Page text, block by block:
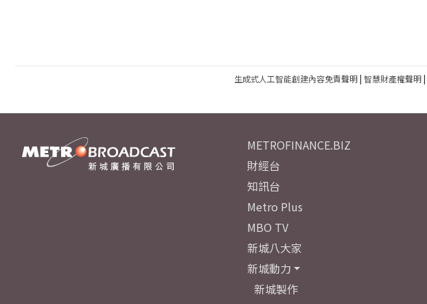
生成式人工智能創建內容免責聲明| 智慧財產權聲明|
METROFINANCE.BIZ
財經台
知訊台
Metro Plus
MBO TV
新城八大家
新城動力
新城製作